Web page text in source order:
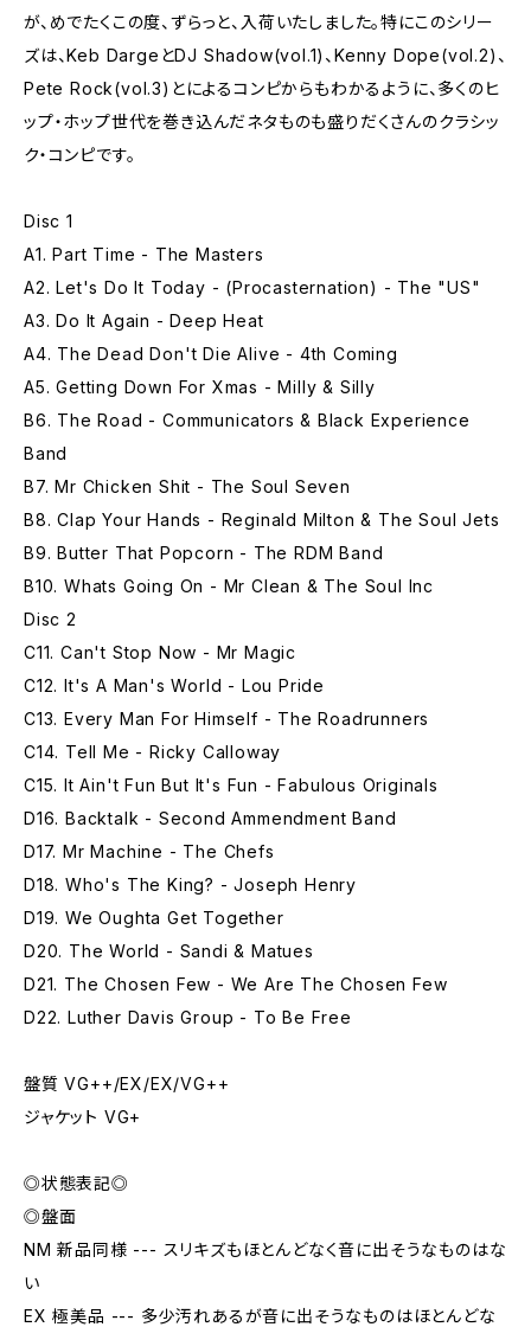
が、めでたくこの度、ずらっと、入荷いたしました。特にこのシリー
ズは、Keb DargeとDJ Shadow(vol.1)、Kenny Dope(vol.2)、
Pete Rock(vol.3)とによるコンピからもわかるように、多くのヒ
ップ・ホップ世代を巻き込んだネタものも盛りだくさんのクラシッ
ク・コンピです。
Disc 1
A1. Part Time - The Masters
A2. Let's Do It Today - (Procasternation) - The "US"
A3. Do It Again - Deep Heat
A4. The Dead Don't Die Alive - 4th Coming
A5. Getting Down For Xmas - Milly & Silly
B6. The Road - Communicators & Black Experience
Band
B7. Mr Chicken Shit - The Soul Seven
B8. Clap Your Hands - Reginald Milton & The Soul Jets
B9. Butter That Popcorn - The RDM Band
B10. Whats Going On - Mr Clean & The Soul Inc
Disc 2
C11. Can't Stop Now - Mr Magic
C12. It's A Man's World - Lou Pride
C13. Every Man For Himself - The Roadrunners
C14. Tell Me - Ricky Calloway
C15. It Ain't Fun But It's Fun - Fabulous Originals
D16. Backtalk - Second Ammendment Band
D17. Mr Machine - The Chefs
D18. Who's The King? - Joseph Henry
D19. We Oughta Get Together
D20. The World - Sandi & Matues
D21. The Chosen Few - We Are The Chosen Few
D22. Luther Davis Group - To Be Free
盤質 VG++/EX/EX/VG++
ジャケット VG+
◎状態表記◎
◎盤面
NM 新品同様 --- スリキズもほとんどなく音に出そうなものはな
い
EX 極美品 --- 多少汚れあるが音に出そうなものはほとんどな